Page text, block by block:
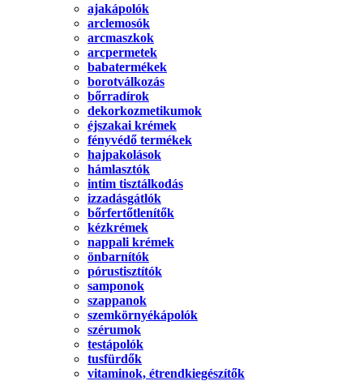
ajakápolók
arclemosók
arcmaszkok
arcpermetek
babatermékek
borotválkozás
bőrradírok
dekorkozmetikumok
éjszakai krémek
fényvédő termékek
hajpakolások
hámlasztók
intim tisztálkodás
izzadásgátlók
bőrfertőtlenítők
kézkrémek
nappali krémek
önbarnítók
pórustisztítók
samponok
szappanok
szemkörnyékápolók
szérumok
testápolók
tusfürdők
vitaminok, étrendkiegészítők